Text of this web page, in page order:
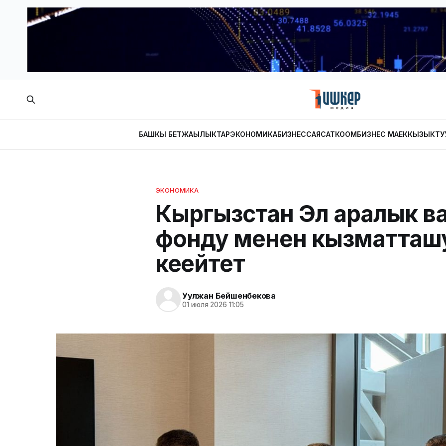
БАШКЫ БЕТЖАҢЫЛЫКТАРЭКОНОМИКАБИЗНЕССАЯСАТКООМБИЗНЕС МАЕК
ЭКОНОМИКА
Кыргызстан Эл аралык
фонду менен
кеңейтет
Уулжан Бейшенбекова
01 июля 2026 11:05